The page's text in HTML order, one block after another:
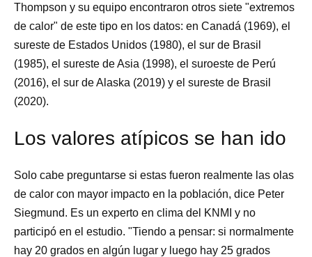
Thompson y su equipo encontraron otros siete "extremos
de calor" de este tipo en los datos: en Canadá (1969), el
sureste de Estados Unidos (1980), el sur de Brasil
(1985), el sureste de Asia (1998), el suroeste de Perú
(2016), el sur de Alaska (2019) y el sureste de Brasil
(2020).
Los valores atípicos se han ido
Solo cabe preguntarse si estas fueron realmente las olas
de calor con mayor impacto en la población, dice Peter
Siegmund. Es un experto en clima del KNMI y no
participó en el estudio. "Tiendo a pensar: si normalmente
hay 20 grados en algún lugar y luego hay 25 grados